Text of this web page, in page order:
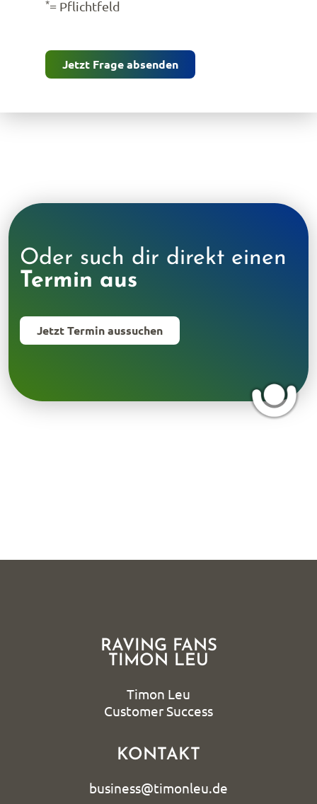
*= Pflichtfeld
Jetzt Frage absenden
Oder such dir direkt einen
Termin aus
Jetzt Termin aussuchen
RAVING FANS
TIMON LEU
Timon Leu
Customer Success
KONTAKT
business@timonleu.de